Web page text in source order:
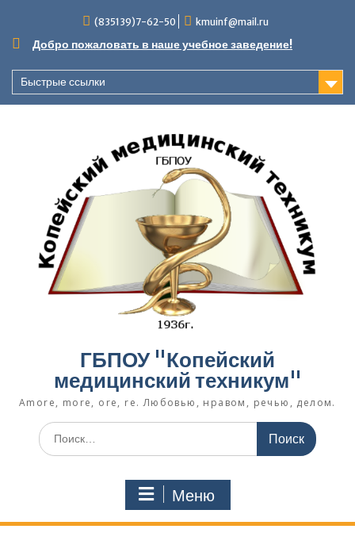
содержимому
(835139)7-62-50 kmuinf@mail.ru
Добро пожаловать в наше учебное заведение!
Быстрые ссылки
ГБПОУ "Копейский
медицинский техникум"
Amore, more, ore, re. Любовью, нравом, речью, делом.
Поиск
по:
Меню